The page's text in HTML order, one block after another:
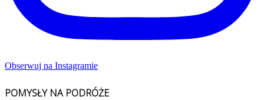
Obserwuj na Instagramie
POMYSŁY NA PODRÓŻE